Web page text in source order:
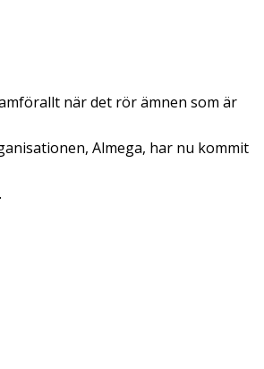
när det rör ämnen som är
Almega, har nu kommit